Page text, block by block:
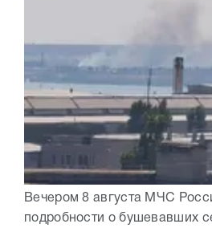
Вечером 8 августа МЧС
подробности о бушевавших